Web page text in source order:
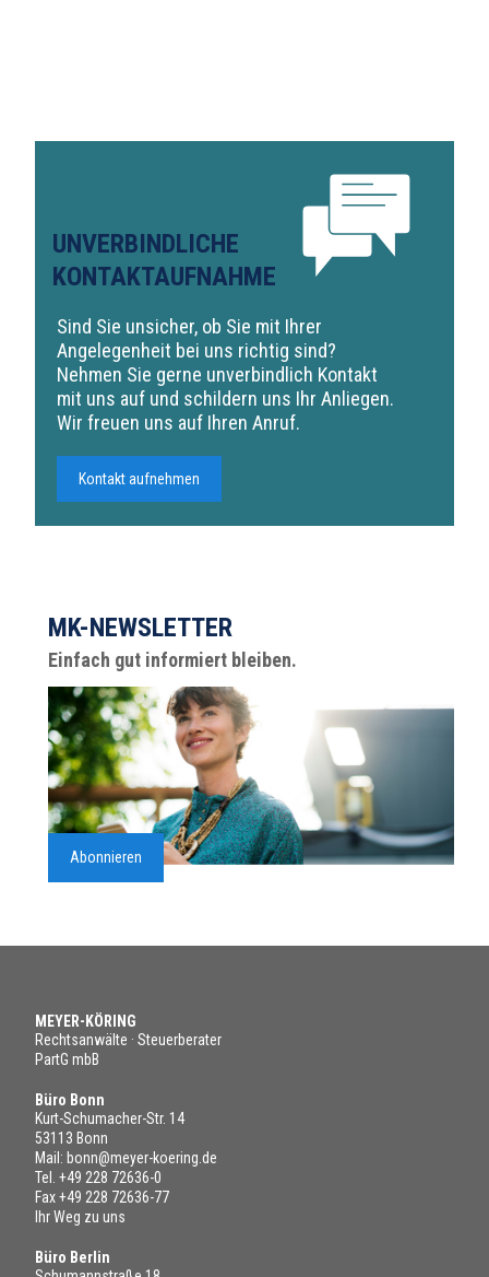
UNVERBINDLICHE
KONTAKTAUFNAHME
Sind Sie unsicher, ob Sie mit Ihrer
Angelegenheit bei uns richtig sind?
Nehmen Sie gerne unverbindlich Kontakt
mit uns auf und schildern uns Ihr Anliegen.
Wir freuen uns auf Ihren Anruf.
Kontakt aufnehmen
MK-NEWSLETTER
Einfach gut informiert bleiben.
Abonnieren
MEYER-KÖRING
Rechtsanwälte · Steuerberater
PartG mbB
Büro Bonn
Kurt-Schumacher-Str. 14
53113 Bonn
Mail: bonn@meyer-koering.de
Tel. +49 228 72636-0
Fax +49 228 72636-77
Ihr Weg zu uns
Büro Berlin